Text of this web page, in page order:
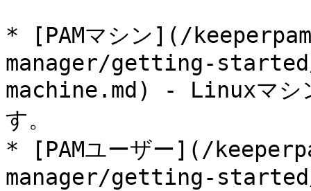
* [PAMマシン](/
manager/getting-
machine.md) - Linuxマシ
す。
* [PAMユーザー](/
manager/getting-